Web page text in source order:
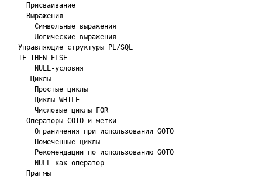
    Присваивание
    Выражения
      Символьные выражения
      Логические выражения
  Управляющие структуры PL/SQL
  IF-THEN-ELSE
      NULL-условия
     Циклы
      Простые циклы
      Циклы WHILE
      Числовые циклы FOR
    Операторы СОТО и метки
      Ограничения при использовании GOTO
      Помеченные циклы
      Рекомендации по использованию GOTO
      NULL как оператор
    Прагмы